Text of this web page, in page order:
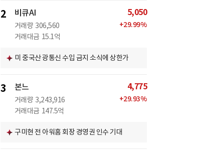
2 비큐AI
거래량 306,560
거래대금 15.1억
5,050
+29.99%
미 중국산 광통신 수입 금지 소식에 상한가
3 본느
거래량 3,243,916
거래대금 147.5억
4,775
+29.93%
구미현 전 아워홈 회장 경영권 인수 기대